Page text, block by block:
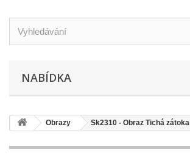
NABÍDKA
Obrazy Sk2310 - Obraz Tichá zátoka